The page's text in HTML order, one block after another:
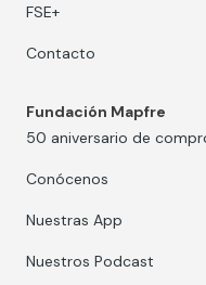
FSE+
Contacto
Fundación Mapfre
50 aniversario de
Conócenos
Nuestras App
Nuestros Podcast